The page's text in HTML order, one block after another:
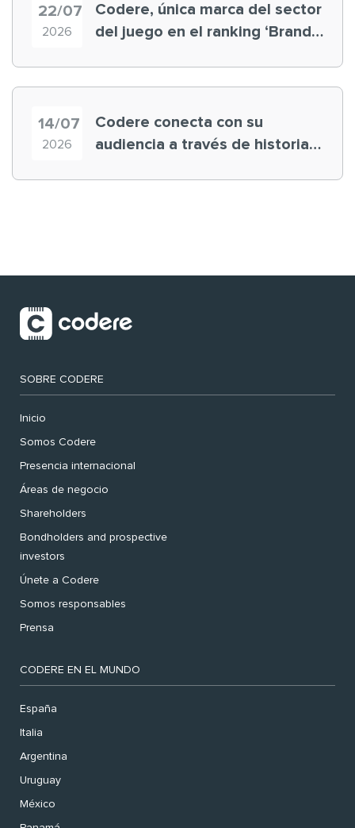
22/07
2026
Codere, única marca del sector
del juego en el ranking ‘Brand
14/07
2026
Codere conecta con su
audiencia a través de historias
SOBRE CODERE
Inicio
Somos Codere
Presencia internacional
Áreas de negocio
Shareholders
Bondholders and prospective
investors
Únete a Codere
Somos responsables
Prensa
CODERE EN EL MUNDO
España
Italia
Argentina
Uruguay
México